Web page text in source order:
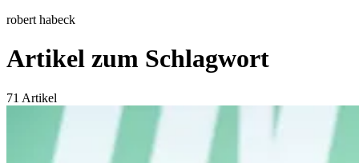
robert habeck
Artikel zum Schlagwort
71 Artikel